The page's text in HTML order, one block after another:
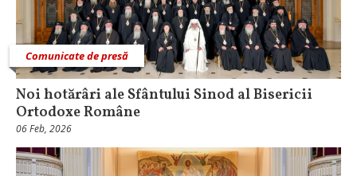
Comunicate de presă
Noi hotărâri ale Sfântului Sinod al Bisericii
Ortodoxe Române
06 Feb, 2026